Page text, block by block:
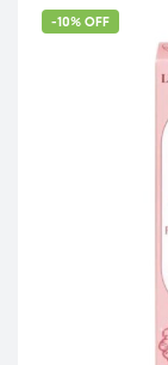
-10% OFF